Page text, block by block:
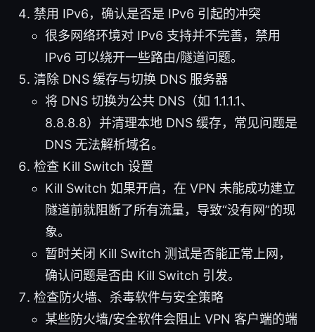
禁用 IPv6，确认是否是 IPv6 引起的冲突
很多网络环境对 IPv6 支持并不完善，禁用
IPv6 可以绕开一些路由/隧道问题。
清除 DNS 缓存与切换 DNS 服务器
将 DNS 切换为公共 DNS（如 1.1.1.1、
8.8.8.8）并清理本地 DNS 缓存，常见问题是
DNS 无法解析域名。
检查 Kill Switch 设置
Kill Switch 如果开启，在 VPN 未能成功建立
隧道前就阻断了所有流量，导致“没有网”的现
象。
暂时关闭 Kill Switch 测试是否能正常上网，
确认问题是否由 Kill Switch 引发。
检查防火墙、杀毒软件与安全策略
某些防火墙/安全软件会阻止 VPN 客户端的端